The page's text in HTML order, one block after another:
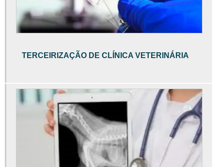
Empresa de Diagnósticos Veterinários
Empresa de Exames Básicos Veterinários
Empresa de Exames Veterinários
Empresa de Teleatendimento Veterinário
Empresa de Telemedicina Veterinária
Empresa de Teleorientação Veterinária
Exame albumina cachorro
TERCEIRIZAÇÃO DE CLÍNICA VETERINÁRIA